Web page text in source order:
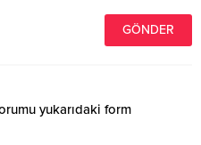
yukarıdaki form